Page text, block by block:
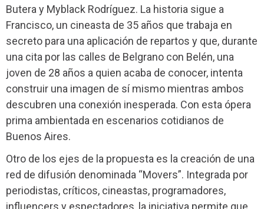
Butera y Myblack Rodríguez. La historia sigue a
Francisco, un cineasta de 35 años que trabaja en
secreto para una aplicación de repartos y que, durante
una cita por las calles de Belgrano con Belén, una
joven de 28 años a quien acaba de conocer, intenta
construir una imagen de sí mismo mientras ambos
descubren una conexión inesperada. Con esta ópera
prima ambientada en escenarios cotidianos de
Buenos Aires.
Otro de los ejes de la propuesta es la creación de una
red de difusión denominada “Movers”. Integrada por
periodistas, críticos, cineastas, programadores,
influencers y espectadores, la iniciativa permite que